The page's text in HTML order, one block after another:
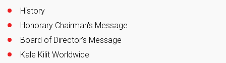
History
Honorary Chairman's Message
Board of Director's Message
Kale Kilit Worldwide